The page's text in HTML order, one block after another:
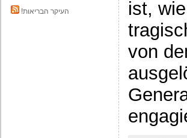
!העיקר הבריאות
ist,
von